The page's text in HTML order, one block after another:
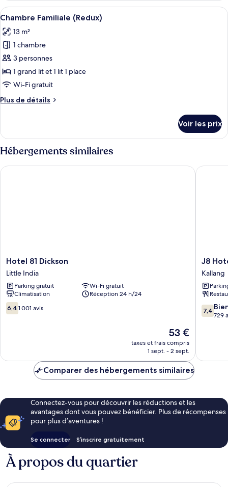
type
de
Chambre
Triple
(Redux)
Afficher
toutes
les
photos
pour
ce
type
chambre :
(Redux)
Une chambre d’hôtel avec deux lits,
7
Chambre Familiale (Redux)
13 m²
1 chambre
3 personnes
1 grand lit et 1 lit 1 place
Wi-Fi gratuit
Plus de détails
Plus
le
type
de
chambre
Chambre
Voir les prix
Hébergements similaires
Hotel
81
Dickson
Little
India
Hotel 81 Dickson
Little India
Parking gratuit
Wi-Fi gratuit
Climatisation
Réception 24 h/24
6.4
sur
6,4 1 001 avis
Le
nouveau
prix
de
53 €
taxes et frais compris
1 sept. - 2 sept.
Hotel 81 Dickson
J8
Hotel
Kallang
J8
Kallang
7.4
sur
7,4
729
J8 Hotel
Comparer des hébergements similaires
Connectez-vous pour découvrir les réductions et les
avantages dont vous pouvez bénéficier. Plus de récompenses
pour plus d’aventures !
Se connecter S’inscrire gratuitement
À propos du quartier